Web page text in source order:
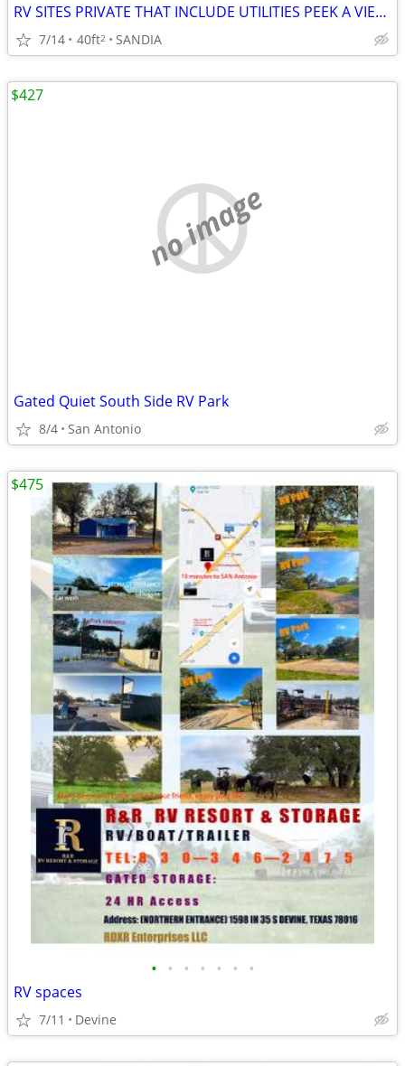
RV SITES PRIVATE THAT INCLUDE UTILITIES PEEK A VIEW OF LAKE
7/14 40ft2 SANDIA
no image
Gated Quiet South Side RV Park
8/4 San Antonio
$427
• • • • • • •
RV spaces
7/11 Devine
$475